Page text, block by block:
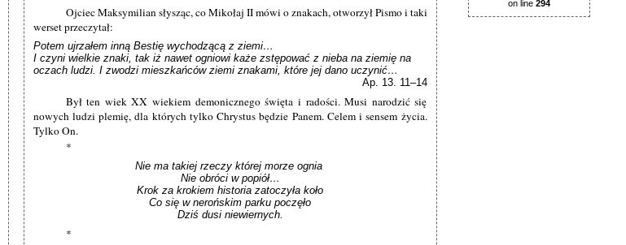
Ojciec Maksymilian słysząc, co Mikołaj II mówi o znakach, otworzył Pismo i taki
werset przeczytał:
Potem ujrzałem inną Bestię wychodzącą z ziemi…
I czyni wielkie znaki, tak iż nawet ogniowi każe zstępować z nieba na ziemię na
oczach ludzi. I zwodzi mieszkańców ziemi znakami, które jej dano uczynić…
Ap. 13. 11–14
Był ten wiek XX wiekiem demonicznego święta i radości. Musi narodzić się
nowych ludzi plemię, dla których tylko Chrystus będzie Panem. Celem i sensem życia.
Tylko On.
*
Nie ma takiej rzeczy której morze ognia
Nie obróci w popiół…
Krok za krokiem historia zatoczyła koło
Co się w nerońskim parku poczęło
Dziś dusi niewiernych.
*
on line 294